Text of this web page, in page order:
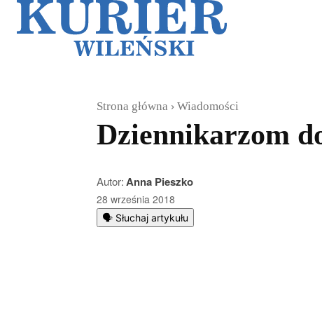
Strona główna Wiadomości
Dziennikarzom
Autor:Anna Pieszko
28 września 2018
🗣️ Słuchaj artykułu